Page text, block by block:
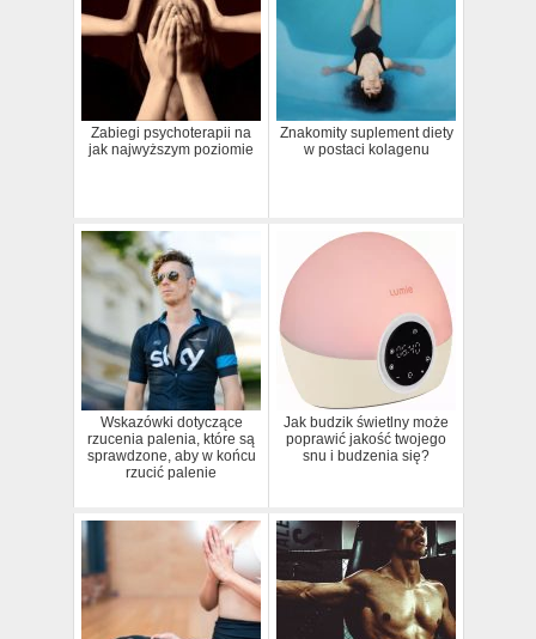
Zabiegi psychoterapii na
jak najwyższym poziomie
Znakomity suplement diety
w postaci kolagenu
Wskazówki dotyczące
rzucenia palenia, które są
sprawdzone, aby w końcu
rzucić palenie
Jak budzik świetlny może
poprawić jakość twojego
snu i budzenia się?